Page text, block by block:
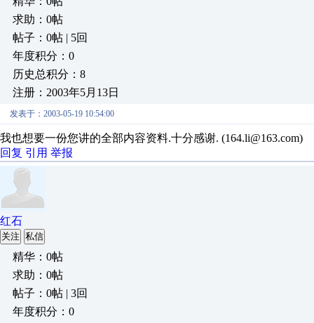
求助：0帖
帖子：0帖 | 5回
年度积分：0
历史总积分：8
注册：2003年5月13日
发表于：2003-05-19 10:54:00
我也想要一份您讲的全部内容资料.十分感谢. (164.li@163.com)
回复 引用 举报
红石
关注 私信
精华：0帖
求助：0帖
帖子：0帖 | 3回
年度积分：0